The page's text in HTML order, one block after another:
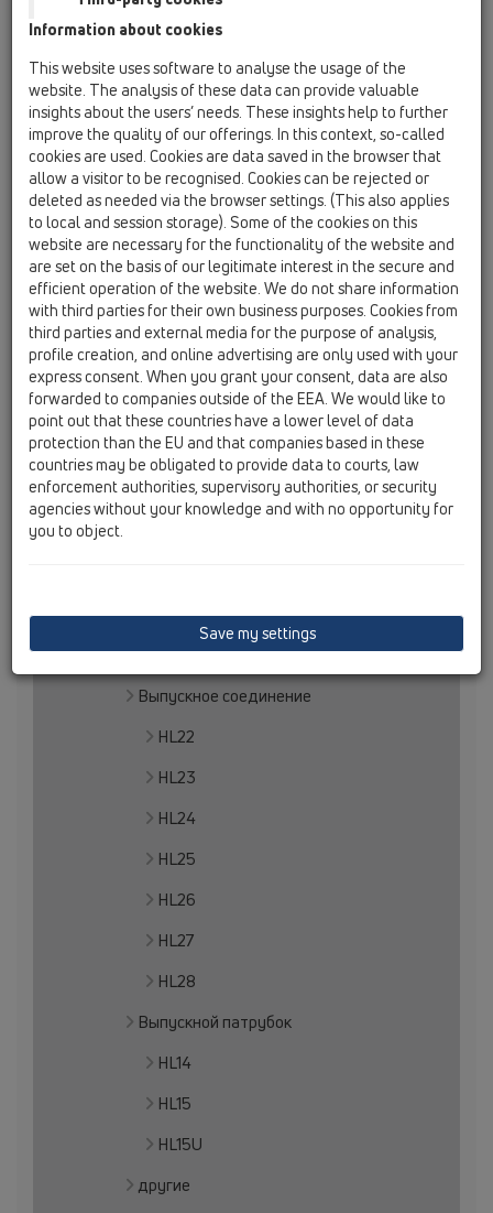
подходящий индивидуально для вас сифон или трап, а в
остальном Вам поможет Ваш сантехник.
Общий обзор ассортимента наших продуктов и основную
информацию Вы получите на этой Site Map.
Home
Продукты
Обзор продукта
01 Сифоны для моек
Продукты
HL100
HL126
Вспомогательные материалы/
Противопожарная защита
Удлинители трубы
HL12
HL13
Выпускное соединение
HL22
HL23
HL24
HL25
HL26
HL27
HL28
Выпускной патрубок
HL14
HL15
HL15U
другие
Information about cookies
This website uses software to analyse the usage of the
website. The analysis of these data can provide valuable
insights about the users’ needs. These insights help to further
improve the quality of our offerings. In this context, so-called
cookies are used. Cookies are data saved in the browser that
allow a visitor to be recognised. Cookies can be rejected or
deleted as needed via the browser settings. (This also applies
to local and session storage). Some of the cookies on this
website are necessary for the functionality of the website and
are set on the basis of our legitimate interest in the secure and
efficient operation of the website. We do not share information
with third parties for their own business purposes. Cookies from
third parties and external media for the purpose of analysis,
profile creation, and online advertising are only used with your
express consent. When you grant your consent, data are also
forwarded to companies outside of the EEA. We would like to
point out that these countries have a lower level of data
protection than the EU and that companies based in these
countries may be obligated to provide data to courts, law
enforcement authorities, supervisory authorities, or security
agencies without your knowledge and with no opportunity for
you to object.
Save my settings